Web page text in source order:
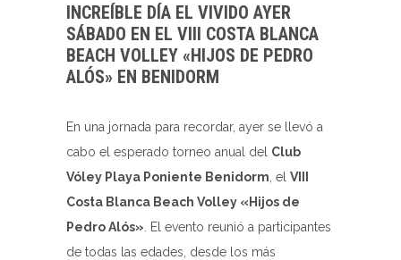
INCREÍBLE DÍA EL VIVIDO AYER
SÁBADO EN EL VIII COSTA BLANCA
BEACH VOLLEY «HIJOS DE PEDRO
ALÓS» EN BENIDORM
En una jornada para recordar, ayer se llevó a
cabo el esperado torneo anual del Club
Vóley Playa Poniente Benidorm , el VIII
Costa Blanca Beach Volley «Hijos de
Pedro Alós» . El evento reunió a participantes
de todas las edades, desde los más